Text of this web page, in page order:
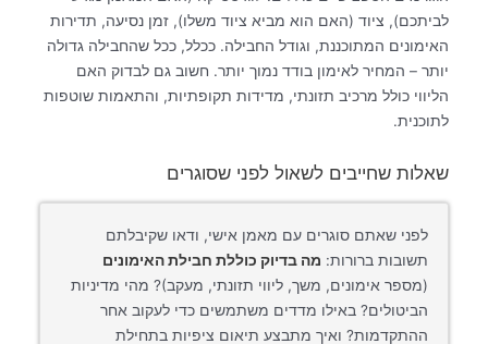
לביתכם), ציוד (האם הוא מביא ציוד משלו), זמן נסיעה, תדירות
האימונים המתוכננת, וגודל החבילה. ככלל, ככל שהחבילה גדולה
יותר – המחיר לאימון בודד נמוך יותר. חשוב גם לבדוק האם
הליווי כולל מרכיב תזונתי, מדידות תקופתיות, והתאמות שוטפות
לתוכנית.
שאלות שחייבים לשאול לפני שסוגרים
לפני שאתם סוגרים עם מאמן אישי, ודאו שקיבלתם
תשובות ברורות: מה בדיוק כוללת חבילת האימונים
(מספר אימונים, משך, ליווי תזונתי, מעקב)? מהי מדיניות
הביטולים? באילו מדדים משתמשים כדי לעקוב אחר
ההתקדמות? ואיך מתבצע תיאום ציפיות בתחילת